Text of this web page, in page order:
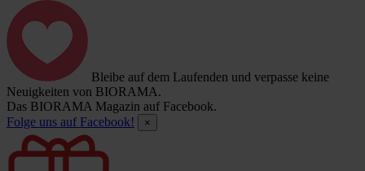
Bleibe auf dem Laufenden und verpasse keine
Neuigkeiten von BIORAMA.
Das BIORAMA Magazin auf Facebook.
Folge uns auf Facebook!
×